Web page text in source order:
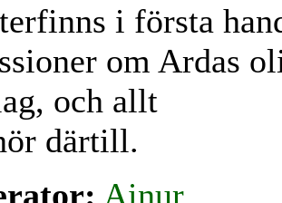
i första
om Ardas
och allt
därtill.
Ainur